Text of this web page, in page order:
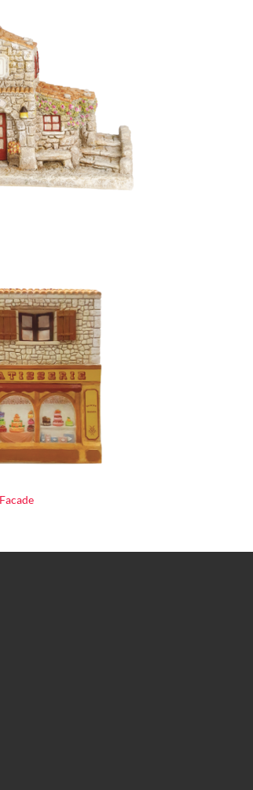
Ajouter
à la liste
d'envie